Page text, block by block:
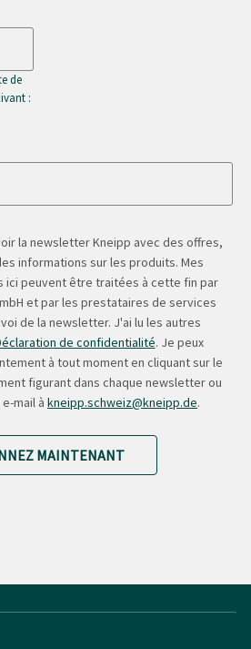
de
:
la newsletter Kneipp avec des offres,
informations sur les produits. Mes
ici peuvent être traitées à cette fin par
et par les prestataires de services
de la newsletter. J'ai lu les autres
de confidentialité. Je peux
à tout moment en cliquant sur le
figurant dans chaque newsletter ou
mail à kneipp.schweiz@kneipp.de.
MAINTENANT